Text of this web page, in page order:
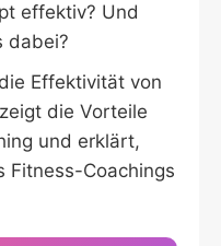
effektiv? Und
dabei?
Effektivität von
die Vorteile
und erklärt,
Fitness-Coachings